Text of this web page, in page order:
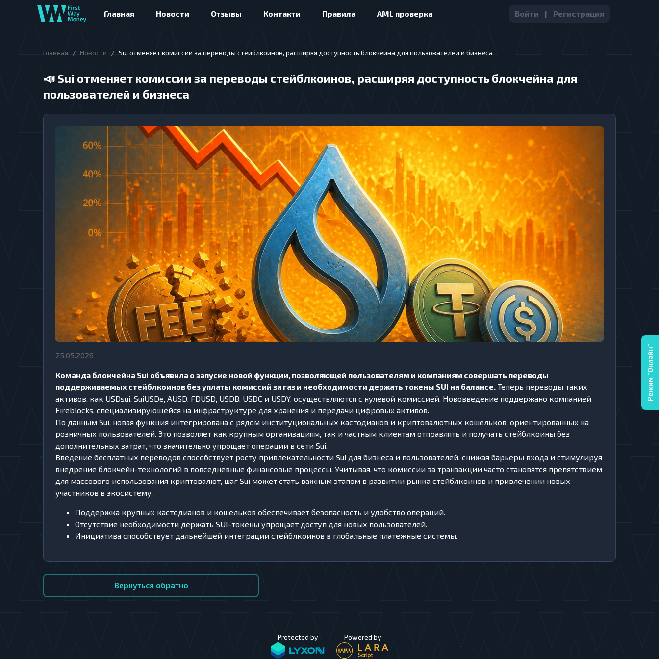
Главная Новости Отзывы Контакти Правила AML проверка Войти | Регистрация
Главная / Новости / Sui отменяет комиссии за переводы стейблкоинов, расширяя доступность блокчейна для пользователей и бизнеса
📣 Sui отменяет комиссии за переводы стейблкоинов, расширяя доступность блокчейна для
пользователей и бизнеса
25.05.2026
Команда блокчейна Sui объявила о запуске новой функции, позволяющей пользователям и компаниям совершать переводы
поддерживаемых стейблкоинов без уплаты комиссий за газ и необходимости держать токены SUI на балансе. Теперь переводы таких
активов, как USDsui, SuiUSDe, AUSD, FDUSD, USDB, USDC и USDY, осуществляются с нулевой комиссией. Нововведение поддержано компанией
Fireblocks, специализирующейся на инфраструктуре для хранения и передачи цифровых активов.
По данным Sui, новая функция интегрирована с рядом институциональных кастодианов и криптовалютных кошельков, ориентированных на
розничных пользователей. Это позволяет как крупным организациям, так и частным клиентам отправлять и получать стейблкоины без
дополнительных затрат, что значительно упрощает операции в сети Sui.
Введение бесплатных переводов способствует росту привлекательности Sui для бизнеса и пользователей, снижая барьеры входа и стимулируя
внедрение блокчейн-технологий в повседневные финансовые процессы. Учитывая, что комиссии за транзакции часто становятся препятствием
для массового использования криптовалют, шаг Sui может стать важным этапом в развитии рынка стейблкоинов и привлечении новых
участников в экосистему.
Поддержка крупных кастодианов и кошельков обеспечивает безопасность и удобство операций.
Отсутствие необходимости держать SUI-токены упрощает доступ для новых пользователей.
Инициатива способствует дальнейшей интеграции стейблкоинов в глобальные платежные системы.
Вернуться обратно
Protected by Powered by
Режим "Онлайн"